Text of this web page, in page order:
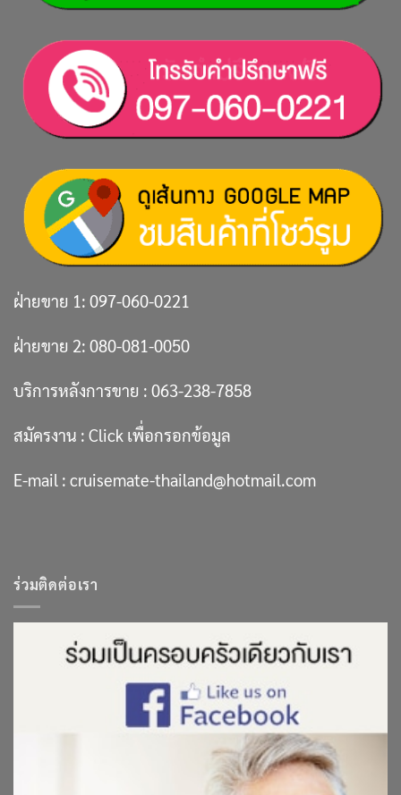
ฝ่ายขาย 1: 097-060-0221
ฝ่ายขาย 2: 080-081-0050
บริการหลังการขาย : 063-238-7858
สมัครงาน : Click เพื่อกรอกข้อมูล
E-mail : cruisemate-thailand@hotmail.com
ร่วมติดต่อเรา